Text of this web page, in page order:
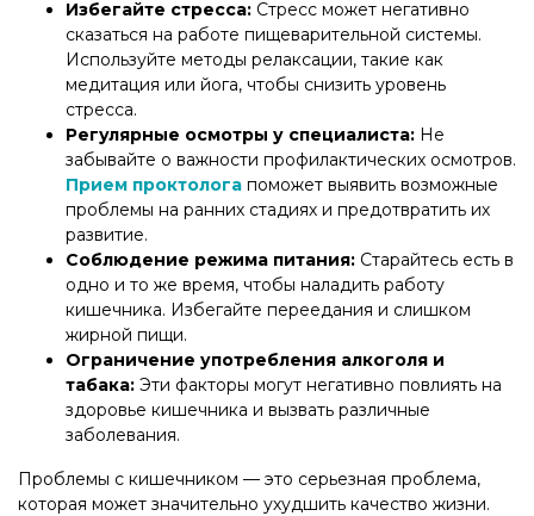
Избегайте стресса: Стресс может негативно
сказаться на работе пищеварительной системы.
Используйте методы релаксации, такие как
медитация или йога, чтобы снизить уровень
стресса.
Регулярные осмотры у специалиста: Не
забывайте о важности профилактических осмотров.
Прием проктолога поможет выявить возможные
проблемы на ранних стадиях и предотвратить их
развитие.
Соблюдение режима питания: Старайтесь есть в
одно и то же время, чтобы наладить работу
кишечника. Избегайте переедания и слишком
жирной пищи.
Ограничение употребления алкоголя и
табака: Эти факторы могут негативно повлиять на
здоровье кишечника и вызвать различные
заболевания.
Проблемы с кишечником — это серьезная проблема,
которая может значительно ухудшить качество жизни.